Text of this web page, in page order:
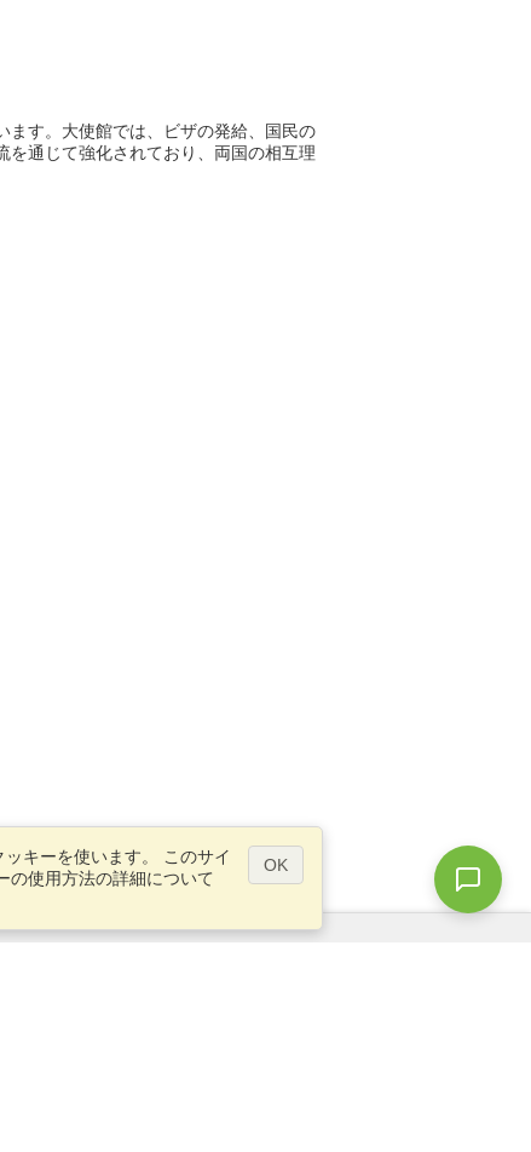
ます。大使館では、ビザの発給、国民の
通じて強化されており、両国の相互理
キーを使います。 このサイ
の使用方法の詳細について
OK